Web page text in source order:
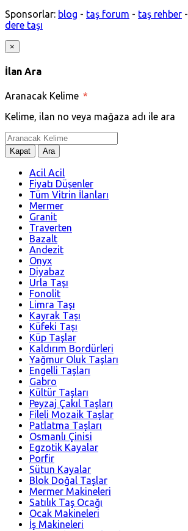
Sponsorlar: blog - taş forum - taş rehber -
dere taşı
×
İlan Ara
Aranacak Kelime *
Kelime, ilan no veya mağaza adı ile ara
Kapat Ara
Acil Acil
Fiyatı Düşenler
Tüm Vitrin İlanları
Mermer
Granit
Traverten
Bazalt
Andezit
Onyx
Diyabaz
Urla Taşı
Fonolit
Limra Taşı
Kayrak Taşı
Küfeki Taşı
Küp Taşlar
Kaldırım Bordürleri
Yağmur Oluk Taşları
Engelli Taşları
Gabro
Kültür Taşları
Peyzaj Çakıl Taşları
Fileli Mozaik Taşlar
Patlatma Taşları
Osmanlı Çinisi
Egzotik Kayalar
Porfir
Sütun Kayalar
Blok Doğal Taşlar
Mermer Makineleri
Satılık Taş Ocağı
Ocak Makineleri
İş Makineleri